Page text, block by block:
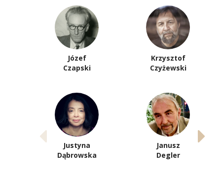
Józef
Czapski
Krzysztof
Czyżewski
Justyna
Dąbrowska
Janusz
Degler